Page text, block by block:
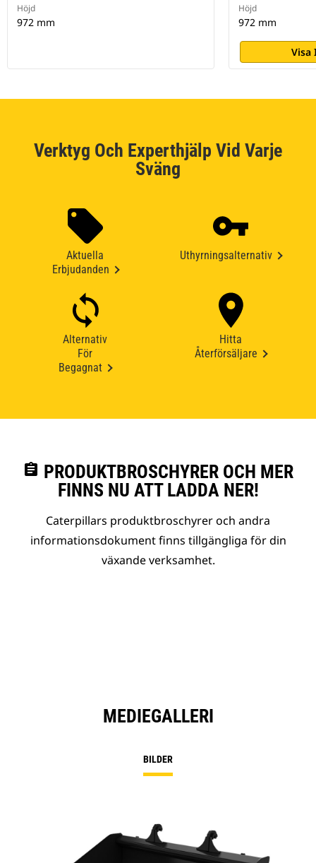
Höjd
972 mm
Höjd
972 mm
Visa
Verktyg Och Experthjälp Vid Varje
Sväng
Aktuella
Erbjudanden
Uthyrningsalternativ
Alternativ
För
Begagnat
Hitta
Återförsäljare
assignment PRODUKTBROSCHYRER OCH MER
FINNS NU ATT LADDA NER!
Caterpillars produktbroschyrer och andra
informationsdokument finns tillgängliga för din
växande verksamhet.
MEDIEGALLERI
BILDER